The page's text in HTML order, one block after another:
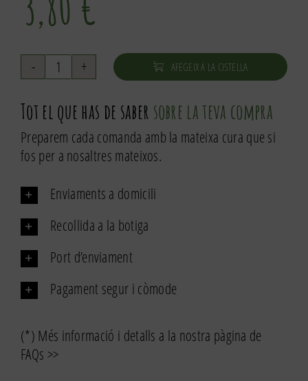
quantitat
Galetes
de
fajol,
taronja
i
xocolata
eco
AFEGEIX A LA CISTELLA
Tot el que has de saber sobre la teva compra
Preparem cada comanda amb la mateixa cura que si
fos per a nosaltres mateixos.
Enviaments a domicili
Recollida a la botiga
Port d’enviament
Pagament segur i còmode
(*) Més informació i detalls a la nostra pàgina de
FAQs >>